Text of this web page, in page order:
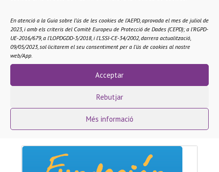
En atenció a la Guia sobre l’ús de les cookies de l’AEPD, aprovada el mes de juliol de
2023, i amb els criteris del Comitè Europeu de Protecció de Dades (CEPD); a l’RGPD-
UE-2016/679, a l’LOPDGDD-3/2018, i l’LSSI-CE-34/2002, darrera actualització,
09/05/2023, sol·licitarem el seu consentiment per a l’ús de cookies al nostre
web/App.
Acceptar
Rebutjar
Més informació